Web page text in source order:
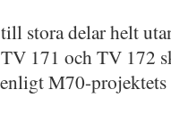
stora delar helt
171 och TV 172
M70-